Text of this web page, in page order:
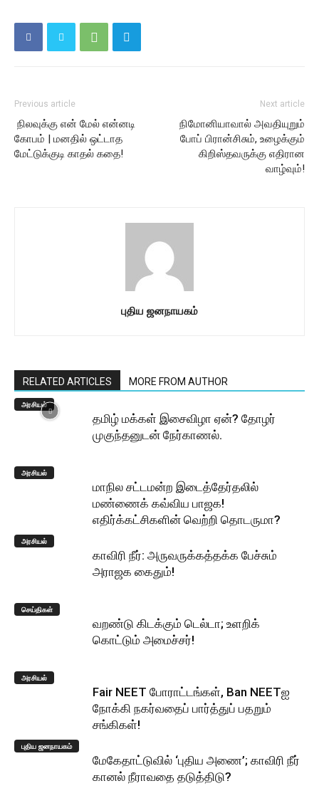
Previous article
நிலவுக்கு என் மேல் என்னடி
கோபம் | மனதில் ஒட்டாத
மேட்டுக்குடி காதல் கதை!
Next article
நிமோனியாவால் அவதியுறும்
போப் பிரான்சிசும், உழைக்கும்
கிறிஸ்தவருக்கு எதிரான
வாழ்வும்!
புதிய ஜனநாயகம்
RELATED ARTICLES MORE FROM AUTHOR
அரசியல்
தமிழ் மக்கள் இசைவிழா ஏன்? தோழர்
முகுந்தனுடன் நேர்காணல்.
அரசியல்
மாநில சட்டமன்ற இடைத்தேர்தலில்
மண்ணைக் கவ்விய பாஜக!
எதிர்க்கட்சிகளின் வெற்றி தொடருமா?
அரசியல்
காவிரி நீர்: அருவருக்கத்தக்க பேச்சும்
அராஜக கைதும்!
செய்திகள்
வறண்டு கிடக்கும் டெல்டா; உளறிக்
கொட்டும் அமைச்சர்!
அரசியல்
Fair NEET போராட்டங்கள், Ban NEETஐ
நோக்கி நகர்வதைப் பார்த்துப் பதறும்
சங்கிகள்!
புதிய ஜனநாயகம்
மேகேதாட்டுவில் ‘புதிய அணை’; காவிரி நீர்
கானல் நீராவதை தடுத்திடு?